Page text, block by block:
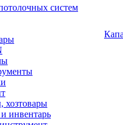
систем
хозтовары
инвентарь